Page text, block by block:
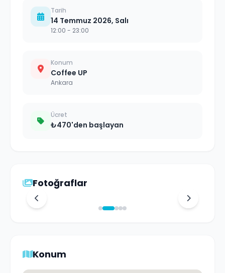
Tarih
14 Temmuz 2026, Salı
12:00 - 23:00
Konum
Coffee UP
Ankara
Ücret
₺470'den başlayan
Fotoğraflar
/5
Konum